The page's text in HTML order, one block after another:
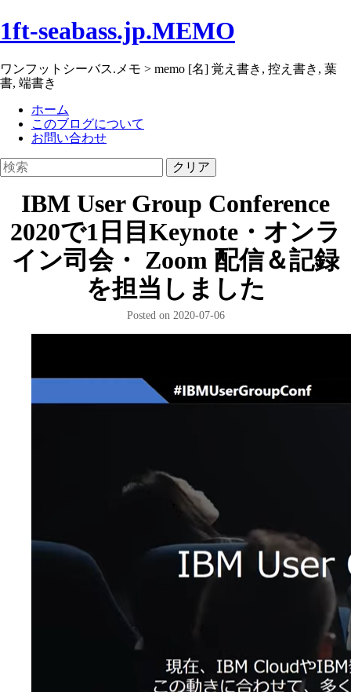
1ft-seabass.jp.MEMO
ワンフットシーバス.メモ > memo [名] 覚え書き, 控え書き, 葉
書, 端書き
ホーム
このブログについて
お問い合わせ
クリア
IBM User Group Conference
2020で1日目Keynote・オンラ
イン司会・ Zoom 配信＆記録
を担当しました
Posted on 2020-07-06